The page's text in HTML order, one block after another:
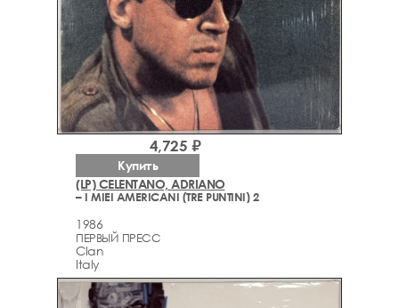
(LP) CELENTANO, ADRIANO
– I MIEI AMERICANI (TRE PUNTINI) 2
1986
ПЕРВЫЙ ПРЕСС
Clan
Italy
4,725 ₽
Купить